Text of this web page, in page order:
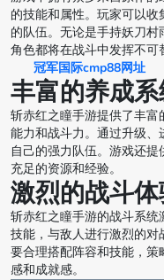
的技能和属性。玩家可以
的队伍。无论是手持妖刀
角色都将在战斗中发挥不可
冠军国际cmp88网址
丰富的养成
斩赤红之瞳手游提供了丰
能力和战斗力。通过升级
自己的强力队伍。游戏还
充足的资源和经验。
激烈的战斗
斩赤红之瞳手游的战斗系
技能，与敌人进行激烈的
要合理搭配阵容和技能，
感和成就感。